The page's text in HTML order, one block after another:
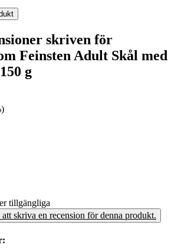
skriven för
Feinsten Adult Skål med
g
tillgängliga
skriva en recension för denna produkt.